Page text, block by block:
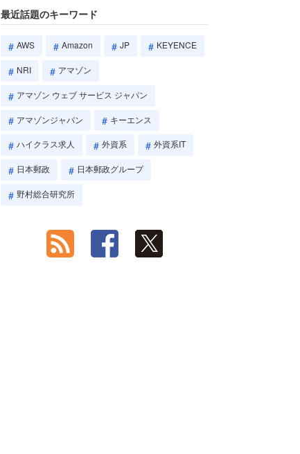
最近話題のキーワード
AWS Amazon JP KEYENCE
NRI アマゾン
アマゾン ウェブ サービス ジャパン
アマゾンジャパン キーエンス
ハイクラス求人 外資系 外資系IT
日本郵政 日本郵政グループ
野村総合研究所